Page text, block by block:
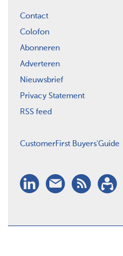
Contact
Colofon
Abonneren
Adverteren
Nieuwsbrief
Privacy Statement
RSS feed
CustomerFirst Buyers'Guide
LinkedIn
RSS